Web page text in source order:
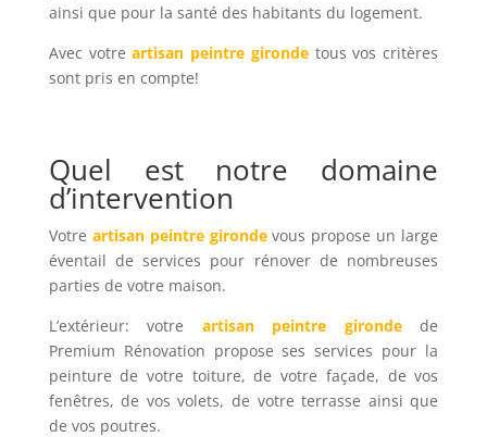
ainsi que pour la santé des habitants du logement.
Avec votreartisan peintre girondetous vos critères
sont pris en compte!
Quel est notre domaine
d’intervention
Votre artisan peintre girondevous propose un large
éventail de services pour rénover de nombreuses
parties de votre maison.
L’extérieur: votre artisan peintre girondede
Premium Rénovation propose ses services pour la
peinture de votre toiture, de votre façade, de vos
fenêtres, de vos volets, de votre terrasse ainsi que
de vos poutres.